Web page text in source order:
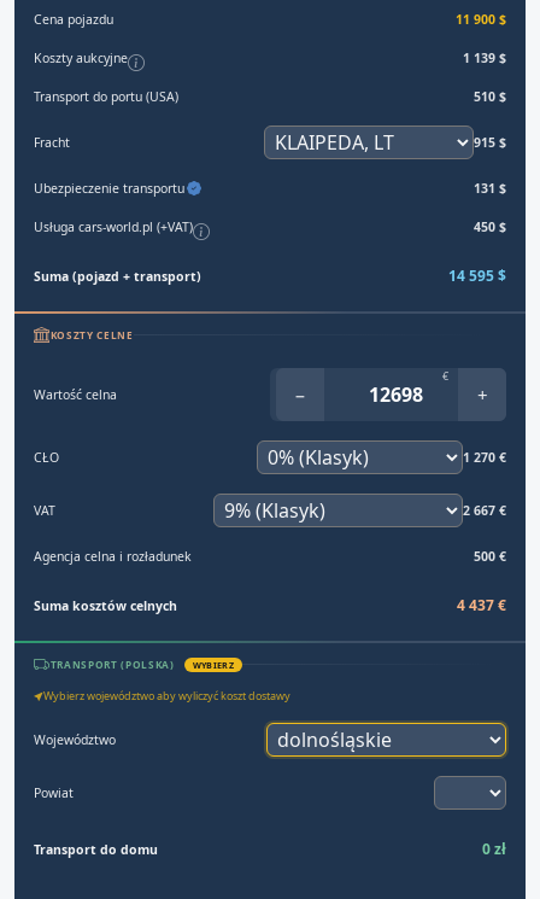
Cena pojazdu 11 900 $
Koszty aukcyjne 1 139 $
Transport do portu (USA) 510 $
Fracht 915 $
Ubezpieczenie transportu 131 $
Usługa cars-world.pl (+VAT) 450 $
Suma (pojazd + transport) 14 595 $
KOSZTY CELNE
Wartość celna −
€
+
CŁO 1 270 €
VAT 2 667 €
Agencja celna i rozładunek 500 €
Suma kosztów celnych 4 437 €
TRANSPORT (POLSKA) WYBIERZ
Wybierz województwo aby wyliczyć koszt dostawy
Województwo
Powiat
Transport do domu 0 zł